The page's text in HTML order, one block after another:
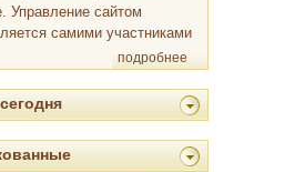
Управление сайтом
самими участниками
подробнее